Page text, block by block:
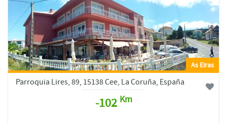
As Eiras
Parroquia Lires, 89, 15138 Cee, La Coruña, España
-102 Km